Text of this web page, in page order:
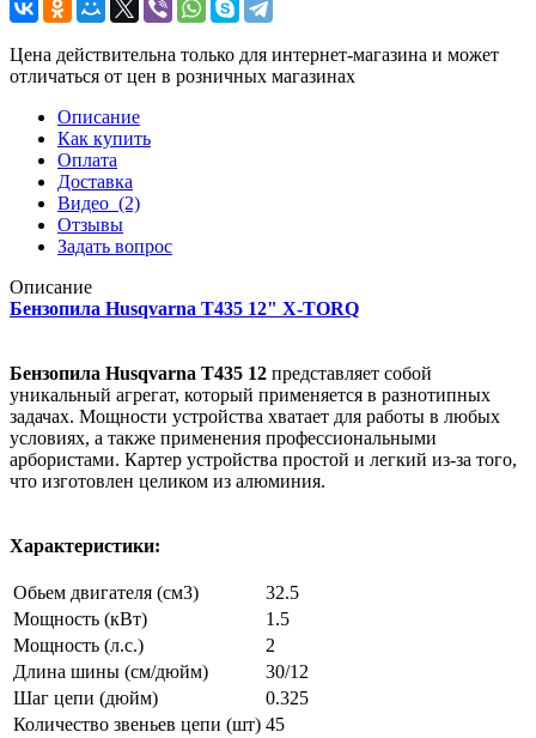
Цена действительна только для интернет-магазина и может
отличаться от цен в розничных магазинах
Описание
Как купить
Оплата
Доставка
Видео (2)
Отзывы
Задать вопрос
Описание
Бензопила Husqvarna T435 12" X-TORQ
Бензопила Husqvarna T435 12 представляет собой
уникальный агрегат, который применяется в разнотипных
задачах. Мощности устройства хватает для работы в любых
условиях, а также применения профессиональными
арбористами. Картер устройства простой и легкий из-за того,
что изготовлен целиком из алюминия.
Характеристики:
Обьем двигателя (см3)
32.5
Мощность (кВт)
1.5
Мощность (л.с.)
2
Длина шины (см/дюйм)
30/12
Шаг цепи (дюйм)
0.325
Количество звеньев цепи (шт) 45